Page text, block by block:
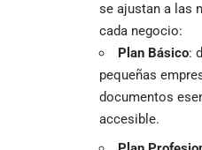
se ajustan a las
cada negocio:
Plan Básico:
pequeñas
documentos
accesible.